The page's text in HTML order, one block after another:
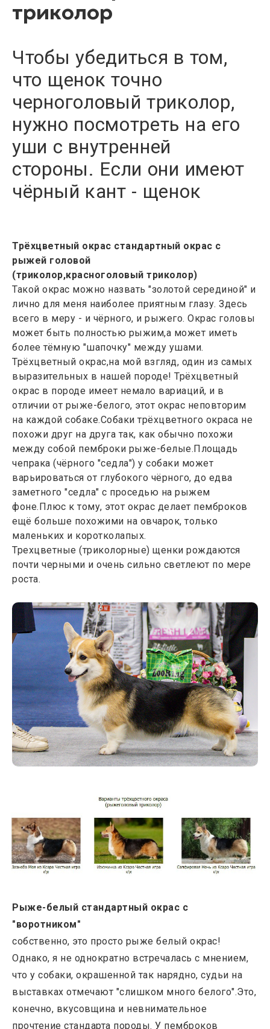
Трёхцветный окрас стандартный окрас с
рыжей головой
(триколор,красноголовый триколор)
Такой окрас можно назвать "золотой серединой" и
лично для меня наиболее приятным глазу. Здесь
всего в меру - и чёрного, и рыжего. Окрас головы
может быть полностью рыжим,а может иметь
более тёмную "шапочку" между ушами.
Трёхцветный окрас,на мой взгляд, один из самых
выразительных в нашей породе! Трёхцветный
окрас в породе имеет немало вариаций, и в
отличии от рыже-белого, этот окрас неповторим
на каждой собаке.Собаки трёхцветного окраса не
похожи друг на друга так, как обычно похожи
между собой пемброки рыже-белые.Площадь
чепрака (чёрного "седла") у собаки может
варьироваться от глубокого чёрного, до едва
заметного "седла" с проседью на рыжем
фоне.Плюс к тому, этот окрас делает пемброков
ещё больше похожими на овчарок, только
маленьких и коротколапых.
Трехцветные (триколорные) щенки рождаются
почти черными и очень сильно светлеют по мере
роста.
Рыже-белый стандартный окрас с
"воротником"
собственно, это просто рыже белый окрас!
Однако, я не однократно встречалась с мнением,
что у собаки, окрашенной так нарядно, судьи на
выставках отмечают "слишком много белого".Это,
конечно, вкусовщина и невнимательное
прочтение стандарта породы. У пемброков